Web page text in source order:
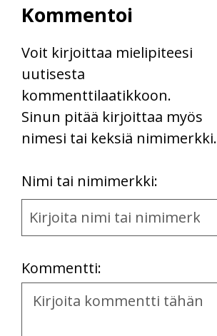
Kommentoi
Voit kirjoittaa mielipiteesi
uutisesta
kommenttilaatikkoon.
Sinun pitää kirjoittaa myös
nimesi tai keksiä nimimerkki.
Nimi tai nimimerkki:
Name
and
Kommentti:
Kommentti